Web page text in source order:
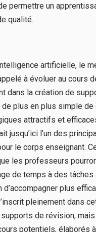
permettre un
qualité.
artificielle, le
à évoluer au cours
dans la création de
plus en plus simple de
attractifs et
jusqu’ici l’un des
le corps enseignant.
les professeurs
de temps à des
d’accompagner plus
pleinement dans
de révision,
potentiels, élaborés